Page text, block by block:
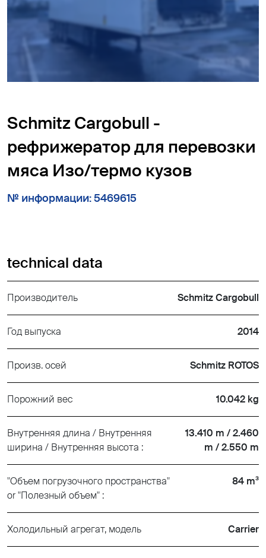
Schmitz Cargobull -
рефрижератор для перевозки
мяса Изо/термо кузов
№ информации: 5469615
technical data
Производитель Schmitz Cargobull
Год выпуска 2014
Произв. осей Schmitz ROTOS
Порожний вес 10.042 kg
Внутренняя длина / Внутренняя
ширина / Внутренняя высота :
13.410 m / 2.460
m / 2.550 m
"Объем погрузочного пространства"
or "Полезный объем" :
84 m³
Холодильный агрегат, модель Carrier